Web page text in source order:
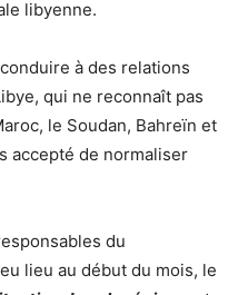
libyenne.
à des relations
qui ne reconnaît pas
le Soudan, Bahreïn et
accepté de normaliser
du
lieu au début du mois, le